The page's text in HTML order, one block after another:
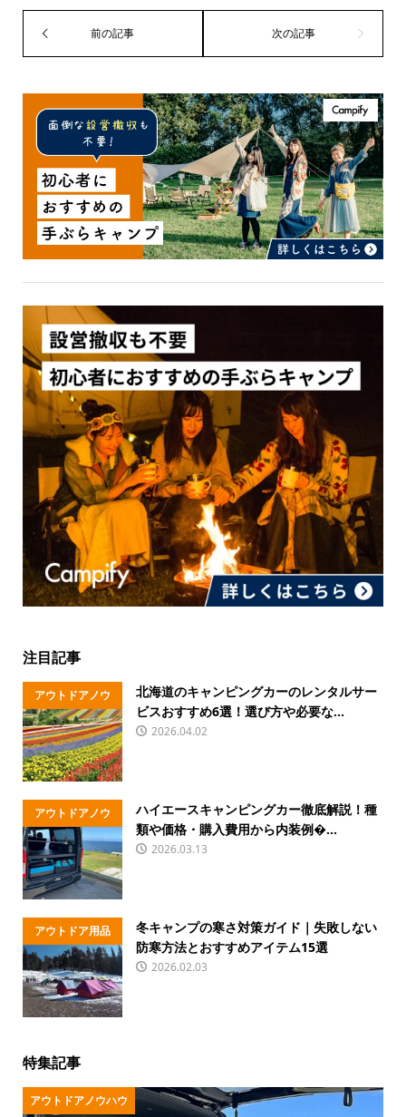
注目記事
アウトドアノウ
ハウ
北海道のキャンピングカーのレンタルサー
ビスおすすめ6選！選び方や必要な...
2026.04.02
アウトドアノウ
ハウ
ハイエースキャンピングカー徹底解説！種
類や価格・購入費用から内装例�...
2026.03.13
アウトドア用品
冬キャンプの寒さ対策ガイド｜失敗しない
防寒方法とおすすめアイテム15選
2026.02.03
特集記事
アウトドアノウハウ